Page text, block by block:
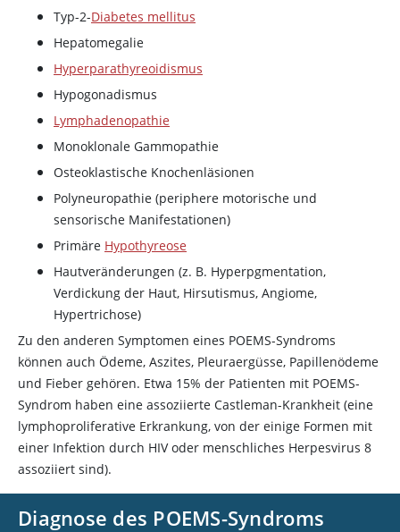
Typ-2-Diabetes mellitus
Hepatomegalie
Hyperparathyreoidismus
Hypogonadismus
Lymphadenopathie
Monoklonale Gammopathie
Osteoklastische Knochenläsionen
Polyneuropathie (periphere motorische und
sensorische Manifestationen)
Primäre Hypothyreose
Hautveränderungen (z. B. Hyperpgmentation,
Verdickung der Haut, Hirsutismus, Angiome,
Hypertrichose)
Zu den anderen Symptomen eines POEMS-Syndroms
können auch Ödeme, Aszites, Pleuraergüsse, Papillenödeme
und Fieber gehören. Etwa 15% der Patienten mit POEMS-
Syndrom haben eine assoziierte Castleman-Krankheit (eine
lymphoproliferative Erkrankung, von der einige Formen mit
einer Infektion durch HIV oder menschliches Herpesvirus 8
assoziiert sind).
Diagnose des POEMS-Syndroms